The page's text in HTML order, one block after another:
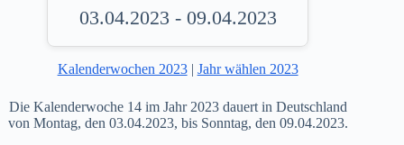
03.04.2023 - 09.04.2023
Kalenderwochen 2023| Jahr wählen 2023
Die Kalenderwoche 14 im Jahr 2023 dauert in Deutschland
von Montag, den 03.04.2023, bis Sonntag, den 09.04.2023.